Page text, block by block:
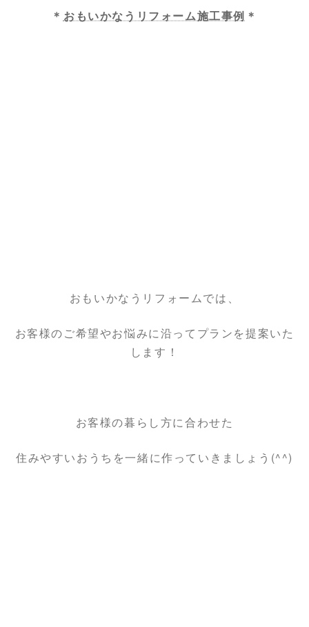
＊ おもいかなうリフォーム施工事例 ＊
おもいかなうリフォームでは、
お客様のご希望やお悩みに沿ってプランを提案いた
します！
お客様の暮らし方に合わせた
住みやすいおうちを一緒に作っていきましょう(^^)